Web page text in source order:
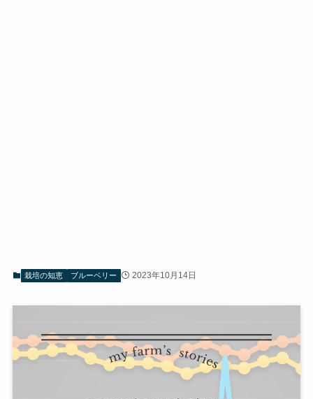
栽培の知恵 ブルーベリー 2023年10月14日